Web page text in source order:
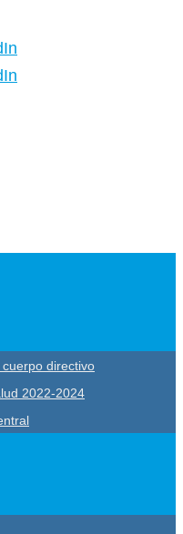
directivo
2022-2024